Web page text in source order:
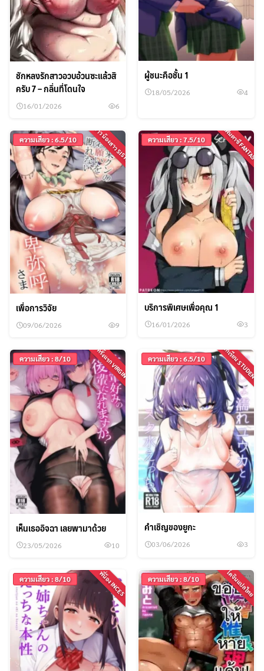
ชักหลงรักสาวอวบอ้วนซะแล้วสิ
ครับ 7 – กลิ่นที่โดนใจ
16/01/2026 6
ผู้ชนะคือชั้น 1
18/05/2026 4
พี่สาว น้องสาว SISTER
ความเสียว : 6.5/10
เพื่อการวิจัย
09/06/2026 9
แฟนตาซี FANTASY
ความเสียว : 7.5/10
บริการพิเศษเพื่อคุณ 1
16/01/2026 3
ครั้งแรก VIRGIN
ความเสียว : 8/10
เห็นเธออิจฉา เลยพามาด้วย
23/05/2026 10
นักเรียน STUDENT
ความเสียว : 6.5/10
คำเชิญของยูกะ
03/06/2026 3
พี่น้อง INCES
ความเสียว : 8/10 โดจินแปลไทย
ความเสียว : 8/10